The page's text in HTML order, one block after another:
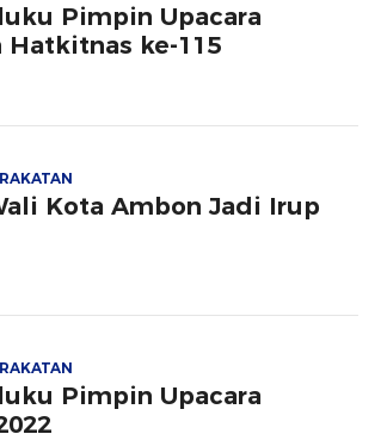
Pimpin Upacara
Hatkitnas ke-115
Kota Ambon Jadi Irup
Pimpin Upacara